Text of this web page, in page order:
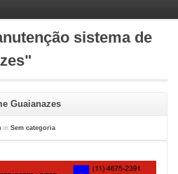
sistema de
Guaianazes
in Sem categoria